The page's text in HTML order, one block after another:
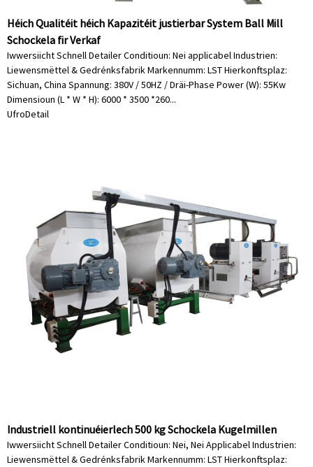
Héich Qualitéit héich Kapazitéit justierbar System Ball Mill
Schockela fir Verkaf
Iwwersiicht Schnell Detailer Conditioun: Nei applicabel Industrien:
Liewensmëttel & Gedrénksfabrik Markennumm: LST Hierkonftsplaz:
Sichuan, China Spannung: 380V / 50HZ / Dräi-Phase Power (W): 55Kw
Dimensioun (L * W * H): 6000 * 3500 *260...
UfroDetail
Industriell kontinuéierlech 500 kg Schockela Kugelmillen
Iwwersiicht Schnell Detailer Conditioun: Nei, Nei Applicabel Industrien:
Liewensmëttel & Gedrénksfabrik Markennumm: LST Hierkonftsplaz: